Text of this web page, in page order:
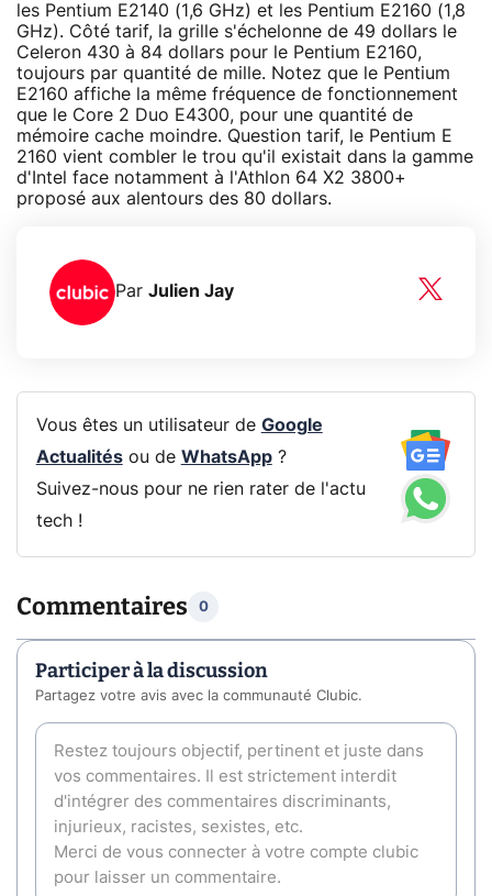
les Pentium E2140 (1,6 GHz) et les Pentium E2160 (1,8
GHz). Côté tarif, la grille s'échelonne de 49 dollars le
Celeron 430 à 84 dollars pour le Pentium E2160,
toujours par quantité de mille. Notez que le Pentium
E2160 affiche la même fréquence de fonctionnement
que le Core 2 Duo E4300, pour une quantité de
mémoire cache moindre. Question tarif, le Pentium E
2160 vient combler le trou qu'il existait dans la gamme
d'Intel face notamment à l'Athlon 64 X2 3800+
proposé aux alentours des 80 dollars.
Par Julien Jay
Vous êtes un utilisateur de Google
Actualitésou de WhatsApp?
Suivez-nous pour ne rien rater de l'actu
tech !
Commentaires 0
Participer à la discussion
Partagez votre avis avec la communauté Clubic.